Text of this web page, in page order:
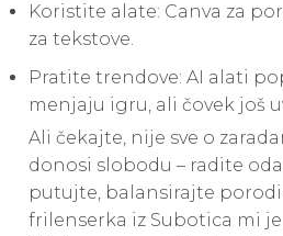
Koristite alate: Canva za
za tekstove.
Pratite trendove: AI alati
menjaju igru, ali čovek još
Ali čekajte, nije sve o
donosi slobodu – radite
putujte, balansirajte
frilenserka iz Subotica mi je